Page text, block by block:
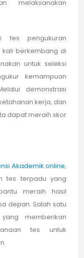
melaksanakan
tes pengukuran
berkembang di
untuk seleksi
kemampuan
demonstrasi
kerja, dan
dapat meraih skor
Akademik online,
tes terpadu yang
meraih hasil
depan. Salah satu
yang memberikan
tes untuk